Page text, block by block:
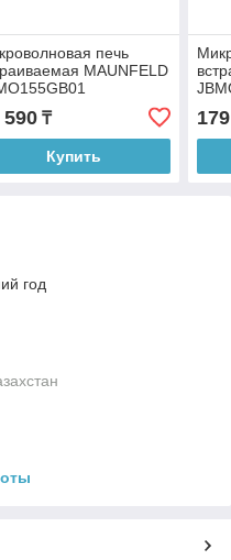
печь
MAUNFELD
590₸
Купить
год